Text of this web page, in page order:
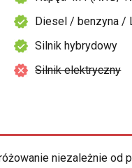
Diesel / benzyna /
Silnik hybrydowy
Silnik elektryczny
niezależnie od